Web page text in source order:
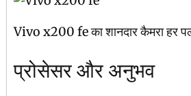
Vivo x200 fe का शानदार कैमरा हर
प्रोसेसर और अनुभव